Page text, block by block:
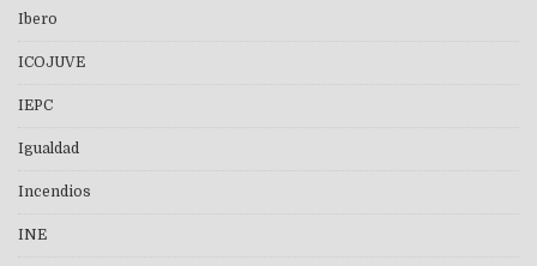
Ibero
ICOJUVE
IEPC
Igualdad
Incendios
INE